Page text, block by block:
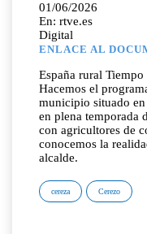
01/06/2026
En: rtve.es
Digital
ENLACE AL
España rural
Hacemos el
municipio situado en
en plena temporada
con agricultores de
conocemos la
alcalde.
cereza Cerezo